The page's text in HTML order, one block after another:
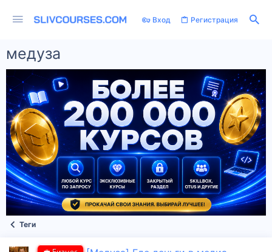
Вход Регистрация
медуза
Теги